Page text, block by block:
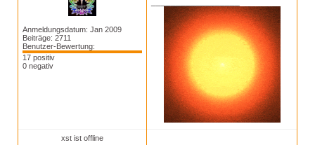
Anmeldungsdatum: Jan 2009
Beiträge: 2711
Benutzer-Bewertung:
17 positiv
0 negativ
xst ist offline